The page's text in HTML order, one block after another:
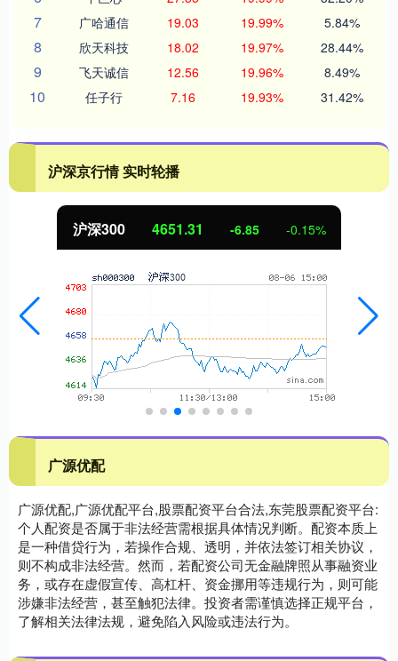
7 广哈通信 19.03 19.99% 5.84%
8 欣天科技 18.02 19.97% 28.44%
9 飞天诚信 12.56 19.96% 8.49%
10 任子行 7.16 19.93% 31.42%
沪深京行情 实时轮播
沪深300 4651.31 -6.85 -0.15%
广源优配
广源优配,广源优配平台,股票配资平台合法,东莞股票配资平台:
个人配资是否属于非法经营需根据具体情况判断。配资本质上
是一种借贷行为，若操作合规、透明，并依法签订相关协议，
则不构成非法经营。然而，若配资公司无金融牌照从事融资业
务，或存在虚假宣传、高杠杆、资金挪用等违规行为，则可能
涉嫌非法经营，甚至触犯法律。投资者需谨慎选择正规平台，
了解相关法律法规，避免陷入风险或违法行为。